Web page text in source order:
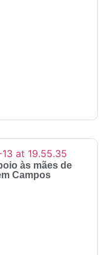
às mães de
Campos